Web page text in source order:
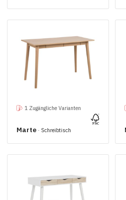
1 Zugängliche Varianten
Marte · Schreibtisch